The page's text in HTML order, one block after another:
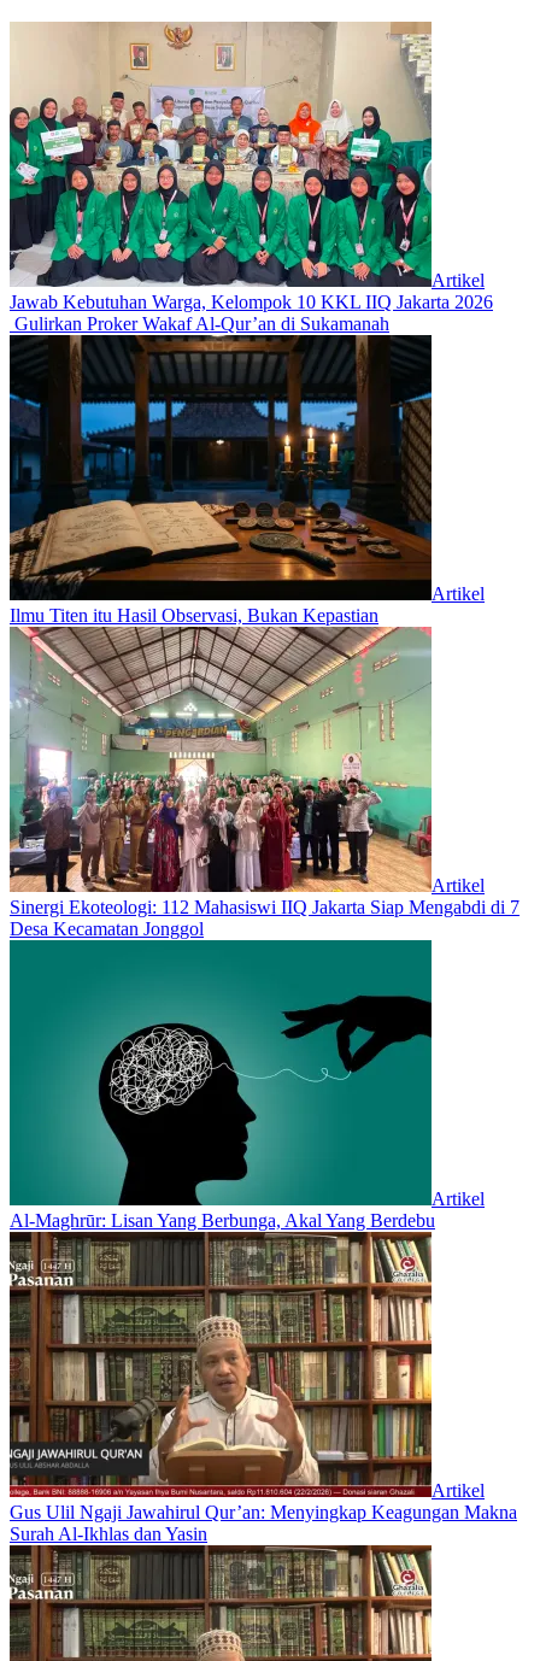
Artikel
Jawab Kebutuhan Warga, Kelompok 10 KKL IIQ Jakarta 2026
Gulirkan Proker Wakaf Al-Qur’an di Sukamanah
Artikel
Ilmu Titen itu Hasil Observasi, Bukan Kepastian
Artikel
‎Sinergi Ekoteologi: 112 Mahasiswi IIQ Jakarta Siap Mengabdi di 7
Desa Kecamatan Jonggol
Artikel
Al-Maghrūr: Lisan Yang Berbunga, Akal Yang Berdebu
Artikel
Gus Ulil Ngaji Jawahirul Qur’an: Menyingkap Keagungan Makna
Surah Al-Ikhlas dan Yasin